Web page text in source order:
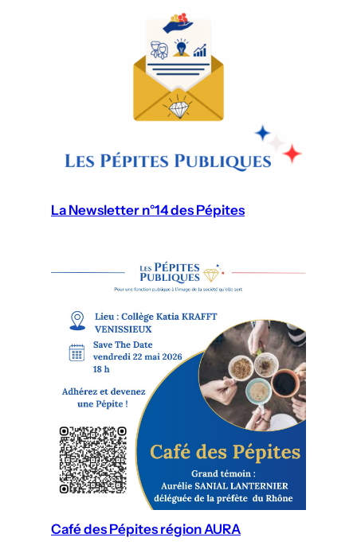
La Newsletter n°14 des Pépites
Café des Pépites région AURA